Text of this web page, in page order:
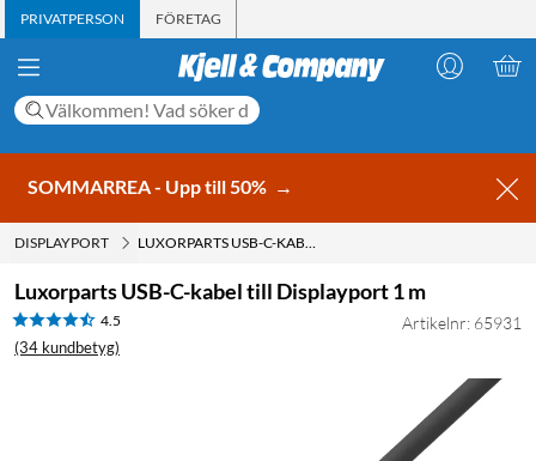
PRIVATPERSON FÖRETAG
SOMMARREA - Upp till 50% →
DISPLAYPORT LUXORPARTS USB-C-KABEL TILL DISPLAYPORT 1 M
Luxorparts USB-C-kabel till Displayport 1 m
4.5
(34 kundbetyg)
Artikelnr: 65931